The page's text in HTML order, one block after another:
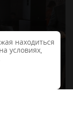
находиться
условиях,